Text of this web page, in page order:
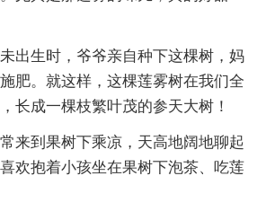
出生时，爷爷亲自种下这棵树，妈
肥。就这样，这棵莲雾树在我们全
长成一棵枝繁叶茂的参天大树！
来到果树下乘凉，天高地阔地聊起
欢抱着小孩坐在果树下泡茶、吃莲